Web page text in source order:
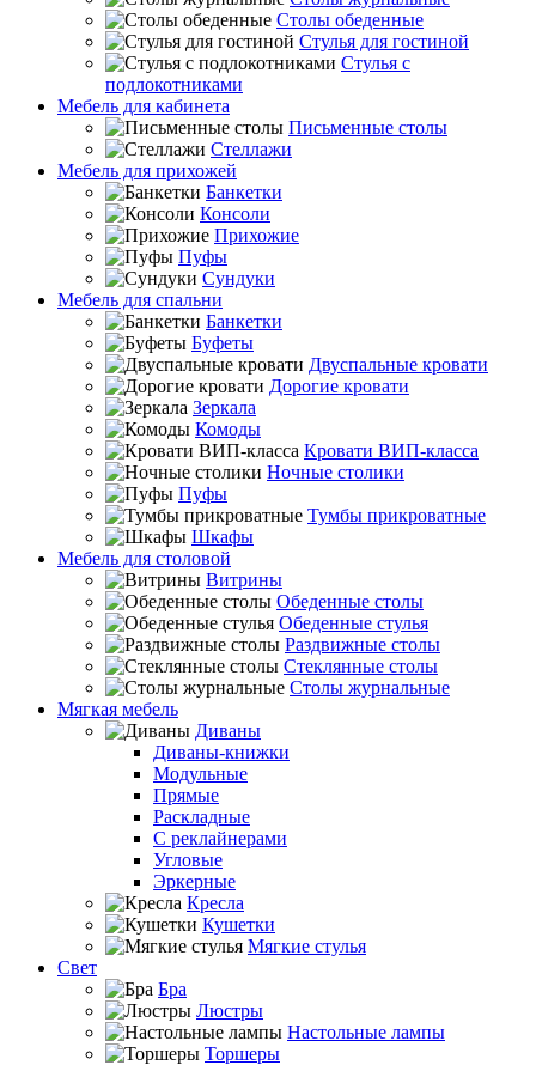
Столы обеденные
Стулья для гостиной
Стулья с
подлокотниками
Мебель для кабинета
Письменные столы
Стеллажи
Мебель для прихожей
Банкетки
Консоли
Прихожие
Пуфы
Сундуки
Мебель для спальни
Банкетки
Буфеты
Двуспальные кровати
Дорогие кровати
Зеркала
Комоды
Кровати ВИП-класса
Ночные столики
Пуфы
Тумбы прикроватные
Шкафы
Мебель для столовой
Витрины
Обеденные столы
Обеденные стулья
Раздвижные столы
Стеклянные столы
Столы журнальные
Мягкая мебель
Диваны
Диваны-книжки
Модульные
Прямые
Раскладные
С реклайнерами
Угловые
Эркерные
Кресла
Кушетки
Мягкие стулья
Свет
Бра
Люстры
Настольные лампы
Торшеры